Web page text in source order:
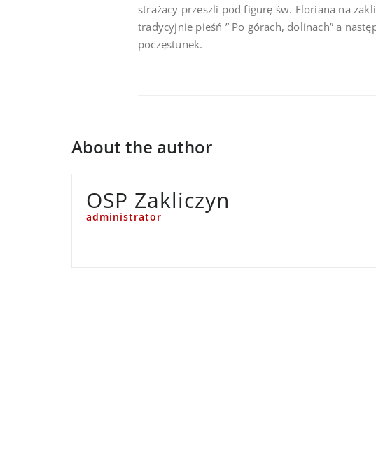
strażacy przeszli pod figurę św. Floriana na
tradycyjnie pieśń ” Po górach, dolinach” a
poczęstunek.
About the author
OSP Zakliczyn
administrator